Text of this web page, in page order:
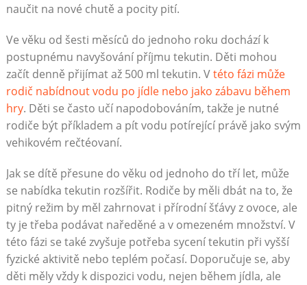
naučit na nové chutě a pocity pití.
Ve věku od šesti měsíců do jednoho roku dochází k
postupnému navyšování příjmu tekutin. Děti mohou
začít denně přijímat až 500 ml tekutin. Vtéto fázi může
rodič nabídnout vodu po jídle nebo jako zábavu během
hry. Děti se často učí napodobováním, takže je nutné
rodiče být příkladem a pít vodu potírející právě jako svým
vehikovém rečtéovaní.
Jak se dítě přesune do věku od jednoho do tří let, může
se nabídka tekutin rozšířit. Rodiče by měli dbát na to, že
pitný režim by měl zahrnovat i přírodní šťávy z ovoce, ale
ty je třeba podávat naředěné a v omezeném množství. V
této fázi se také zvyšuje potřeba sycení tekutin při vyšší
fyzické aktivitě nebo teplém počasí. Doporučuje se, aby
děti měly vždy k dispozici vodu, nejen během jídla, ale